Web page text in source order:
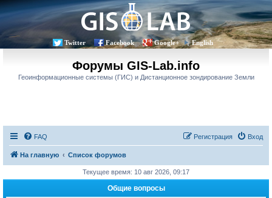
Twitter Facebook Google+ English
Форумы GIS-Lab.info
Геоинформационные системы (ГИС) и Дистанционное зондирование Земли
FAQ Вход
Регистрация
На главную Список форумов
Текущее время: 10 авг 2026, 09:17
Общие вопросы